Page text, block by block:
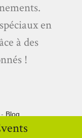
en
à des
!
- Blog